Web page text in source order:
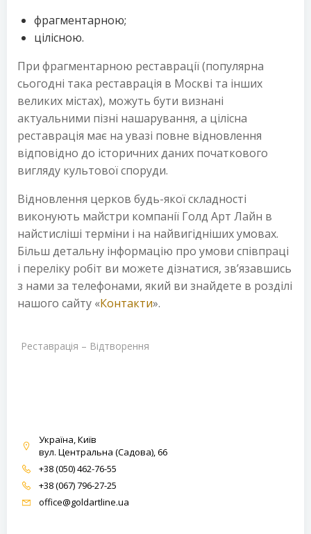
фрагментарною;
цілісною.
При фрагментарною реставрації (популярна
сьогодні така реставрація в Москві та інших
великих містах), можуть бути визнані
актуальними пізні нашарування, а цілісна
реставрація має на увазі повне відновлення
відповідно до історичних даних початкового
вигляду культової споруди.
Відновлення церков будь-якої складності
виконують майстри компанії Голд Арт Лайн в
найстисліші терміни і на найвигідніших умовах.
Більш детальну інформацію про умови співпраці
і переліку робіт ви можете дізнатися, зв’язавшись
з нами за телефонами, який ви знайдете в розділі
нашого сайту «Контакти».
Реставрація – Відтворення
Україна, Київ
вул. Центральна (Садова), 66
+38 (050) 462-76-55
+38 (067) 796-27-25
office@goldartline.ua